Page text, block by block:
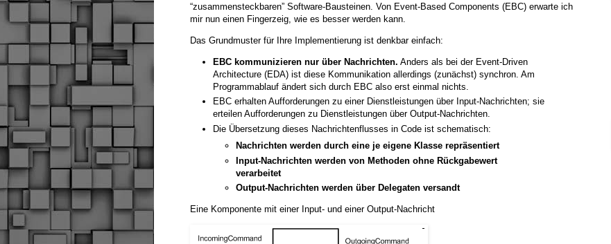
“zusammensteckbaren” Software-Bausteinen. Von Event-Based Components (EBC) erwarte ich
mir nun einen Fingerzeig, wie es besser werden kann.
Das Grundmuster für Ihre Implementierung ist denkbar einfach:
EBC kommunizieren nur über Nachrichten. Anders als bei der Event-Driven
Architecture (EDA) ist diese Kommunikation allerdings (zunächst) synchron. Am
Programmablauf ändert sich durch EBC also erst einmal nichts.
EBC erhalten Aufforderungen zu einer Dienstleistungen über Input-Nachrichten; sie
erteilen Aufforderungen zu Dienstleistungen über Output-Nachrichten.
Die Übersetzung dieses Nachrichtenflusses in Code ist schematisch:
Nachrichten werden durch eine je eigene Klasse repräsentiert
Input-Nachrichten werden von Methoden ohne Rückgabewert
verarbeitet
Output-Nachrichten werden über Delegaten versandt
Eine Komponente mit einer Input- und einer Output-Nachricht